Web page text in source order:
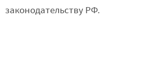
законодательству РФ.